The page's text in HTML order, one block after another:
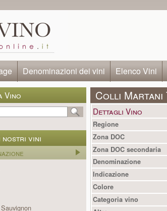
Denominazioni dei vini Elenco Vini
Vino
nostri vini
Colli Martani
Dettagli Vino
Regione
Zona DOC
Zona DOC secondaria
Denominazione
Indicazione
Colore
Categoria vino